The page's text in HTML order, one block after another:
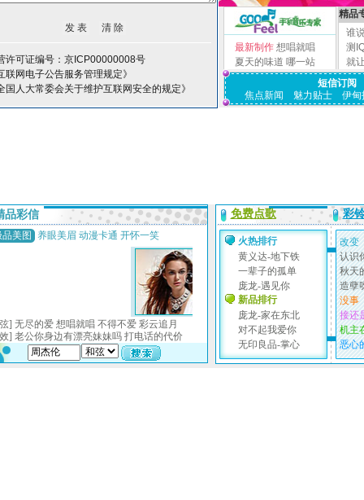
许可证编号：京ICP00000008号
联网电子公告服务管理规定》
国人大常委会关于维护互联网安全的规定》
最新制作 想唱就唱
夏天的味道 哪一站
精品
谁
测
就
短信订阅
焦点新闻
魅力贴士 伊甸